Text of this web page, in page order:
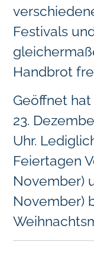
Festivals
Handbrot
Geöffnet
23.
Uhr.
Feiertagen
November)
November)